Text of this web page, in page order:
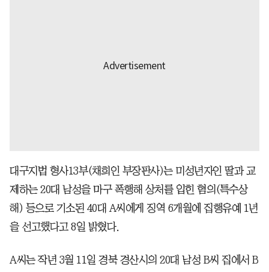
대구지법 형사13부(채희인 부장판사)는 미성년자인 딸과 교
제하는 20대 남성을 마구 폭행해 상처를 입힌 혐의(특수상
해) 등으로 기소된 40대 A씨에게 징역 6개월에 집행유예 1년
을 선고했다고 8일 밝혔다.
A씨는 작년 3월 11일 경북 경산시의 20대 남성 B씨 집에서 B